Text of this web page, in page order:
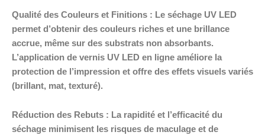
Qualité des Couleurs et Finitions : Le séchage UV LED
permet d’obtenir des couleurs riches et une brillance
accrue, même sur des substrats non absorbants.
L’application de vernis UV LED en ligne améliore la
protection de l’impression et offre des effets visuels variés
(brillant, mat, texturé).
Réduction des Rebuts : La rapidité et l’efficacité du
séchage minimisent les risques de maculage et de